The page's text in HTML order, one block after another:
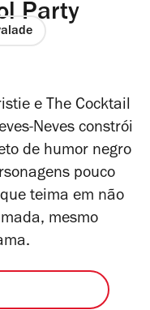
Party
e The Cocktail
Neves constrói
de humor negro
pouco
teima em não
mesmo